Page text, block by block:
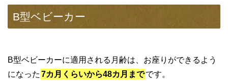
B型ベビーカー
B型ベビーカーに適用される月齢は、お座りができるよう
になった 7カ月くらいから48カ月までです。